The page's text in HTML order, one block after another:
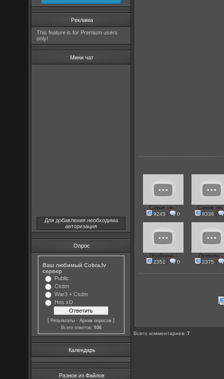
Реклама
This feature is for Premium users
only!
Мини чат
Для добавления необходима
авторизация
Опрос
Ваш любимый Cobra.lv
сервер
Public
Csdm
War3 + Csdm
Hns xD
[Результаты ·Архив опросов ]
Всего ответов: 936
Календарь
Разное из Файлов
Самые см...
9243 | 0
Самые
8336 |
Подборка...
2351 | 0
Приколы
2375 |
Всего комментариев:7